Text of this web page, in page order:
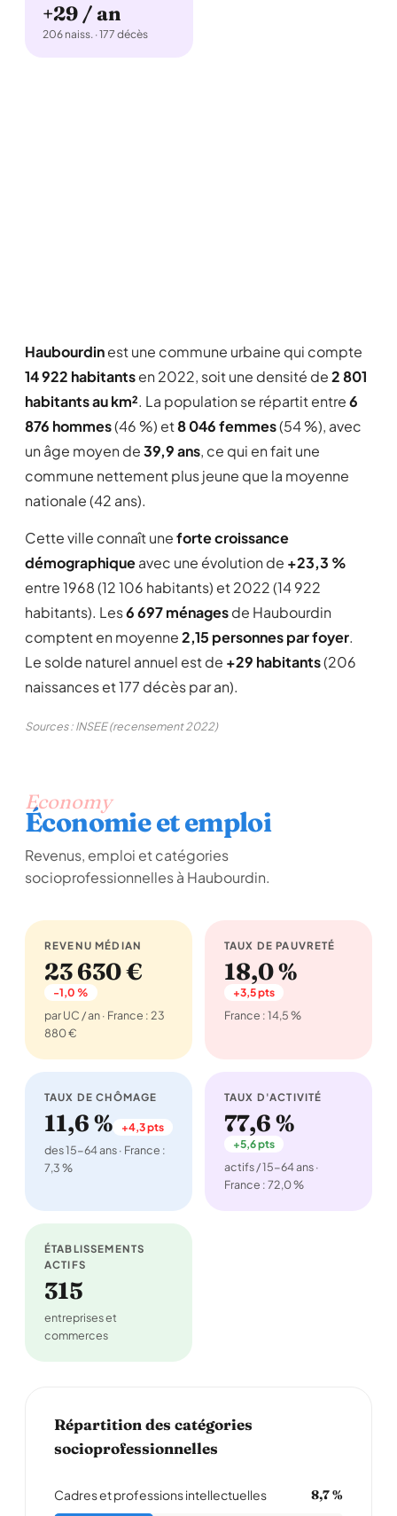
+29 / an
206 naiss. · 177 décès
Haubourdinest une commune urbaine qui compte
14 922 habitantsen 2022, soit une densité de2 801
habitants au km². La population se répartit entre6
876 hommes(46 %) et8 046 femmes(54 %), avec
un âge moyen de39,9 ans, ce qui en fait une
commune nettement plus jeune que la moyenne
nationale (42 ans).
Cette ville connaît uneforte croissance
démographiqueavec une évolution de +23,3 %
entre 1968 (12 106 habitants) et 2022 (14 922
habitants). Les6 697 ménagesde Haubourdin
comptent en moyenne2,15 personnes par foyer.
Le solde naturel annuel est de +29 habitants(206
naissances et 177 décès par an).
Sources : INSEE (recensement 2022)
Economy
Économie et emploi
Revenus, emploi et catégories
socioprofessionnelles à Haubourdin.
REVENU MÉDIAN
23 630 €
-1,0 %
par UC / an · France : 23
880 €
TAUX DE PAUVRETÉ
18,0 %
+3,5 pts
France : 14,5 %
TAUX DE CHÔMAGE
11,6 % +4,3 pts
des 15-64 ans · France :
7,3 %
TAUX D'ACTIVITÉ
77,6 %
+5,6 pts
actifs / 15-64 ans ·
France : 72,0 %
ÉTABLISSEMENTS
ACTIFS
315
entreprises et
commerces
Répartition des catégories
socioprofessionnelles
Cadres et professions intellectuelles 8,7 %